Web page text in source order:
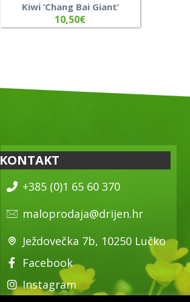
Kiwi ‘Chang Bai Giant’
10,50€
KONTAKT
+385 (0)1 65 60 370
maloprodaja@drijen.hr
Ježdovečka 7b, 10250 Lučko
Facebook
Instagram